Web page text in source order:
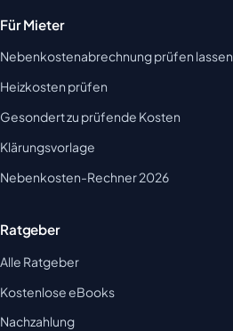
Für Mieter
Nebenkostenabrechnung prüfen lassen
Heizkosten prüfen
Gesondert zu prüfende Kosten
Klärungsvorlage
Nebenkosten-Rechner 2026
Ratgeber
Alle Ratgeber
Kostenlose eBooks
Nachzahlung